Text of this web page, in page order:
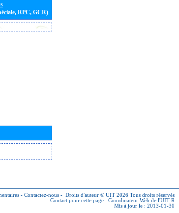
RPC, GCR)
- Contactez-nous - Droits d'auteur © UIT 2026 Tous droits réservés
Contact pour cette page : Coordinateur Web de l'UIT-R
Mis à jour le : 2013-01-30